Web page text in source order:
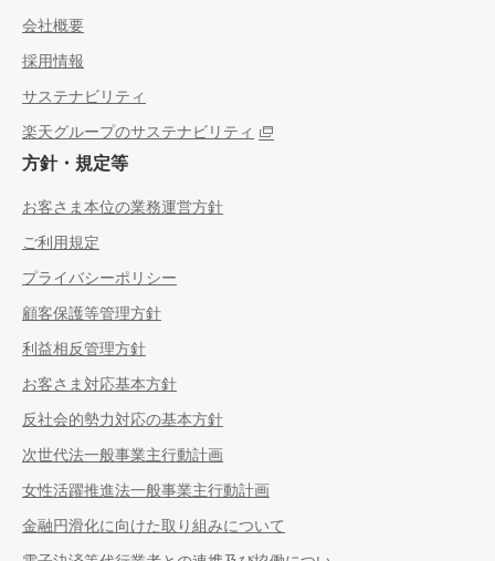
会社概要
採用情報
サステナビリティ
楽天グループのサステナビリティ
方針・規定等
お客さま本位の業務運営方針
ご利用規定
プライバシーポリシー
顧客保護等管理方針
利益相反管理方針
お客さま対応基本方針
反社会的勢力対応の基本方針
次世代法一般事業主行動計画
女性活躍推進法一般事業主行動計画
金融円滑化に向けた取り組みについて